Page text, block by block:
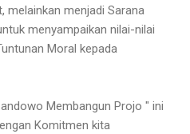
melainkan menjadi Sarana
menyampaikan nilai-nilai
Moral kepada
Membangun Projo " ini
Komitmen kita